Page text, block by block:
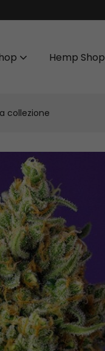
Hemp Shop
collezione